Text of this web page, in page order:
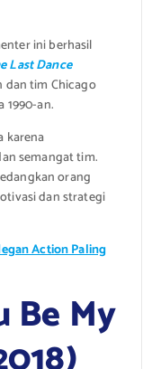
ini berhasil
Last Dance
dan tim Chicago
1990-an.
karena
semangat tim.
orang
dan strategi
Action Paling
Be My